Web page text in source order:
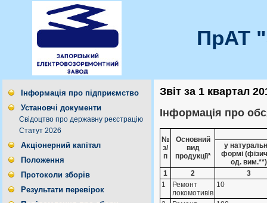
ПрАТ
Інформація про підприємство
Установчі документи
Свідоцтво про державну реєстрацію
Статут 2026
Акціонерний капітал
Положення
Протоколи зборів
Результати перевірок
Звіт за 1 квартал
Інформація про
№
з/
п
Основний
вид
продукції*
у
формі
од. вим.**)
1
2
3
1
Ремонт
локомотивiв
10